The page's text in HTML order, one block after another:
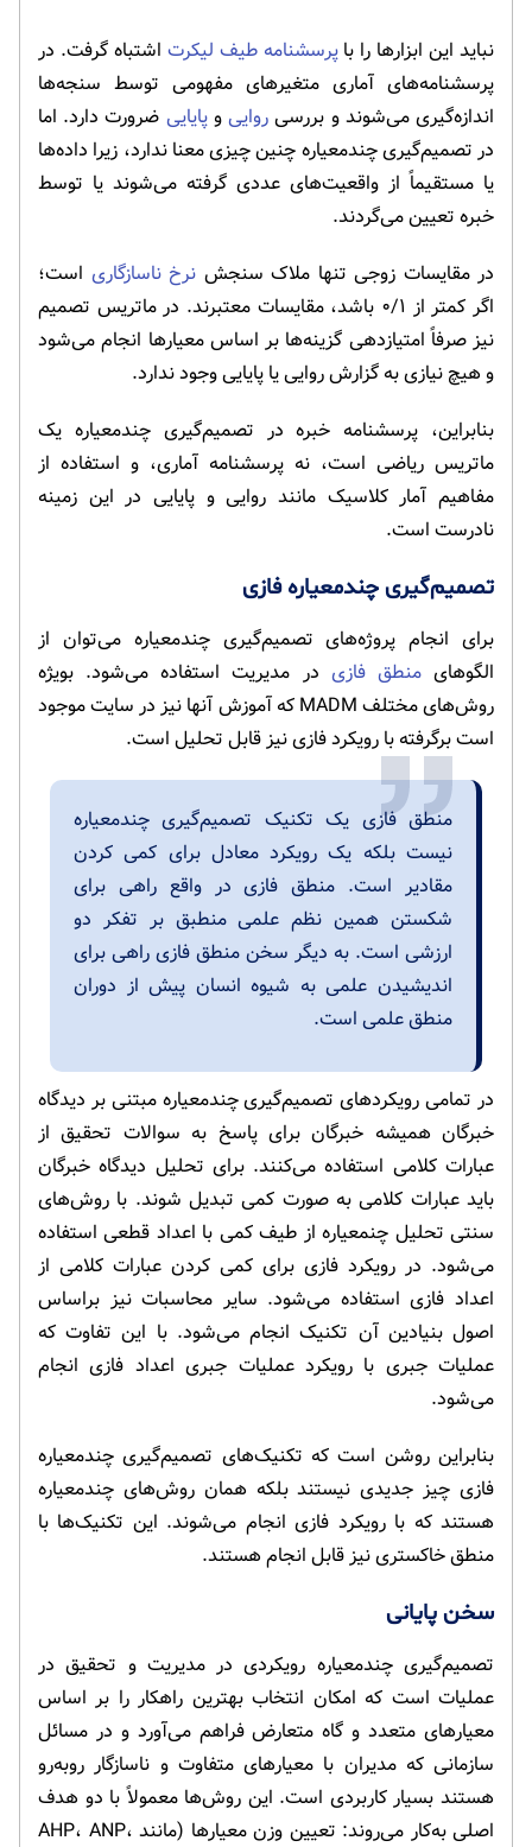
نباید این ابزارها را باپرسشنامه طیف لیکرت اشتباه گرفت. در
پرسشنامه‌های آماری متغیرهای مفهومی توسط سنجه‌ها
اندازه‌گیری می‌شوند و بررسی رواییوپایایی ضرورت دارد. اما
در تصمیم‌گیری چندمعیاره چنین چیزی معنا ندارد، زیرا داده‌ها
یا مستقیماً از واقعیت‌های عددی گرفته می‌شوند یا توسط
خبره تعیین می‌گردند.
در مقایسات زوجی تنها ملاک سنجش نرخ ناسازگاری است؛
اگر کمتر از ۰/۱ باشد، مقایسات معتبرند. در ماتریس تصمیم
نیز صرفاً امتیازدهی گزینه‌ها بر اساس معیارها انجام می‌شود
و هیچ نیازی به گزارش روایی یا پایایی وجود ندارد.
بنابراین، پرسشنامه خبره در تصمیم‌گیری چندمعیاره یک
ماتریس ریاضی است، نه پرسشنامه آماری، و استفاده از
مفاهیم آمار کلاسیک مانند روایی و پایایی در این زمینه
نادرست است.
تصمیم‌گیری چندمعیاره فازی
برای انجام پروژه‌های تصمیم‌گیری چندمعیاره می‌توان از
الگوهایمنطق فازی در مدیریت استفاده می‌شود. بویژه
روش‌های مختلف MADM که آموزش آنها نیز در سایت موجود
است برگرفته با رویکرد فازی نیز قابل تحلیل است.
منطق فازی یک تکنیک تصمیم‌گیری چندمعیاره
نیست بلکه یک رویکرد معادل برای کمی کردن
مقادیر است. منطق فازی در واقع راهی برای
شکستن همین نظم علمی منطبق بر تفکر دو
ارزشی است. به دیگر سخن منطق فازی راهی برای
اندیشیدن علمی به شیوه انسان پیش از دوران
منطق علمی است.
در تمامی رویکردهای تصمیم‌گیری چندمعیاره مبتنی بر دیدگاه
خبرگان همیشه خبرگان برای پاسخ به سوالات تحقیق از
عبارات کلامی استفاده می‌کنند. برای تحلیل دیدگاه خبرگان
باید عبارات کلامی به صورت کمی تبدیل شوند. با روش‌های
سنتی تحلیل چنمعیاره از طیف کمی با اعداد قطعی استفاده
می‌شود. در رویکرد فازی برای کمی کردن عبارات کلامی از
اعداد فازی استفاده می‌شود. سایر محاسبات نیز براساس
اصول بنیادین آن تکنیک انجام می‌شود. با این تفاوت که
عملیات جبری با رویکرد عملیات جبری اعداد فازی انجام
می‌شود.
بنابراین روشن است که تکنیک‌های تصمیم‌گیری چندمعیاره
فازی چیز جدیدی نیستند بلکه همان روش‌های چندمعیاره
هستند که با رویکرد فازی انجام می‌شوند. این تکنیک‌ها با
منطق خاکستری نیز قابل انجام هستند.
سخن پایانی
تصمیم‌گیری چندمعیاره رویکردی در مدیریت و تحقیق در
عملیات است که امکان انتخاب بهترین راهکار را بر اساس
معیارهای متعدد و گاه متعارض فراهم می‌آورد و در مسائل
سازمانی که مدیران با معیارهای متفاوت و ناسازگار روبه‌رو
هستند بسیار کاربردی است. این روش‌ها معمولاً با دو هدف
اصلی به‌کار می‌روند: تعیین وزن معیارها (مانند AHP، ANP،